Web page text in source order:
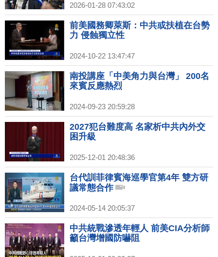
2026-01-28 07:43:02
前美國務卿萊斯：中共或扶植在台勢
力 侵蝕獨立性
2024-10-22 13:47:47
南投講座「中美角力與台灣」 200名
來賓反應熱烈
2024-09-23 20:59:28
2027犯台難度高 名家析中共內外交
困升級
2025-12-01 20:48:36
台代訓菲律賓海巡學官第4年 雙方研
議常態合作
2024-05-14 20:05:37
中共統戰滲透年輕人 前美CIA分析師
籲台灣增國防嚇阻